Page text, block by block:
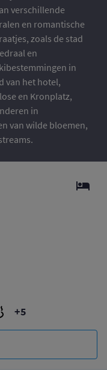
verschillende
en romantische
zoals de stad
en
in
van het hotel,
en Kronplatz,
in
van wilde bloemen,
+5